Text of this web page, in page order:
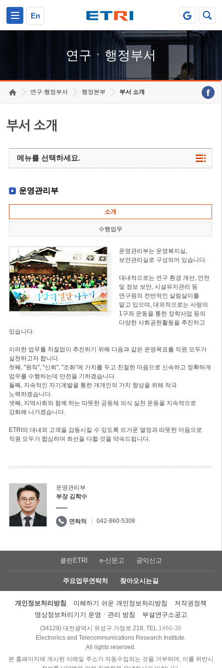
En
연구ㆍ행정부서
연구·행정부서 행정본부 부서 소개
부서 소개
메뉴를 선택하세요.
운영관리부
소개
수행업무
운영관리부는 운영복지실,
보안관리실로 구성되어 있습니다.
대내적으로는 연구 환경 개선, 안전
및 정보 보안, 시설유지관리 등
연구원의 전반적인 살림살이를
맡고 있으며, 대외적으로는 사랑의
1구좌 운동을 통한 장학사업 등의
다양한 사회공헌활동을 추진하고
있습니다.
이러한 업무를 차질없이 추진하기 위해 다음과 같은 운영목표를 직원 모두가
실천하고자 합니다.
첫째, "원칙", "신뢰", "조화"에 가치를 두고 친절한 마음으로 신속하고 정확하게
업무를 수행하는데 만전을 기하겠습니다.
둘째, 지속적인 자기계발을 통한 개개인의 가치 향상을 위해 적극
노력하겠습니다.
셋째, 지역사회와 함께 하는 따뜻한 공동체 의식 실천 운동을 지속적으로
강화해 나가겠습니다.
ETRI의 대내외 고객을 감동시킬 수 있도록 뜨거운 열정과 따뜻한 마음으로
직원 모두가 합심하여 최선을 다할 것을 약속드립니다.
운영관리부
부장 김학수
연락처 042-860-5308
클린ETRI e-신문고 공익신고
주요업무연락처 찾아오시는길
개인정보처리방침 이해하기 쉬운 개인정보처리방침
저작권정책
영상정보처리기기 운영ㆍ관리 방침
부설연구소공고
(34129) 대전광역시 유성구 가정로 218, TEL 1466-38
Electronics and Telecommunications Research Institute.
All rights reserved.
본 홈페이지에 게시된 이메일 주소가 자동수집되는 것을 거부하며, 이를 위반시